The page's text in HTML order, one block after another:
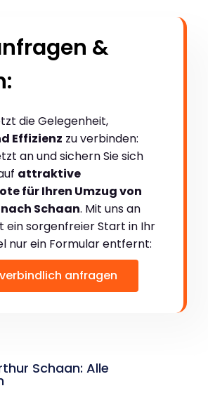
&
die Gelegenheit,
Effizienz zu verbinden:
an und sichern Sie sich
attraktive
für Ihren Umzug von
Schaan. Mit uns an
ein sorgenfreier Start in Ihr
nur ein Formular entfernt:
anfragen
Schaan: Alle